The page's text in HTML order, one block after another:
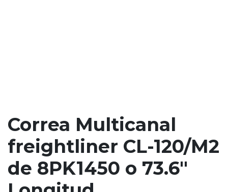
Correa Multicanal
freightliner CL-120/M2
de 8PK1450 o 73.6"